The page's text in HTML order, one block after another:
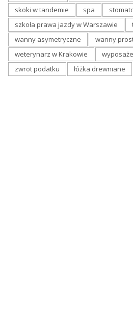
skoki w tandemie
spa
szkoła prawa jazdy w Warszawie
wanny asymetryczne
wanny
weterynarz w Krakowie
zwrot podatku
łóżka drewniane